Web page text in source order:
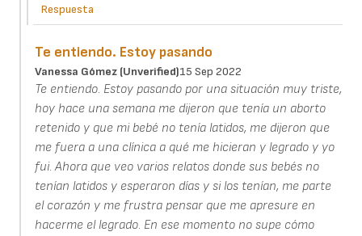
Respuesta
Te entiendo. Estoy pasando
Vanessa Gómez (unverified)15 Sep 2022
Te entiendo. Estoy pasando por una situación muy triste,
hoy hace una semana me dijeron que tenía un aborto
retenido y que mi bebé no tenía latidos, me dijeron que
me fuera a una clínica a qué me hicieran y legrado y yo
fui. Ahora que veo varios relatos donde sus bebés no
tenían latidos y esperaron días y si los tenían, me parte
el corazón y me frustra pensar que me apresure en
hacerme el legrado. En ese momento no supe cómo